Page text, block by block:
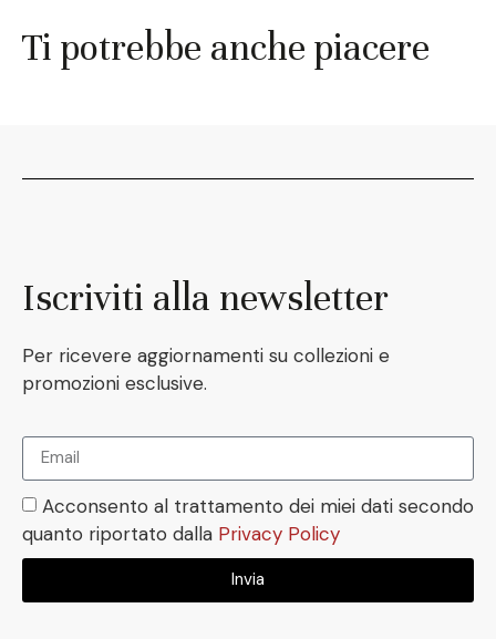
Ti potrebbe anche piacere
Iscriviti alla newsletter
Per ricevere aggiornamenti su collezioni e
promozioni esclusive.
Acconsento al trattamento dei miei dati secondo
quanto riportato dalla Privacy Policy
Invia